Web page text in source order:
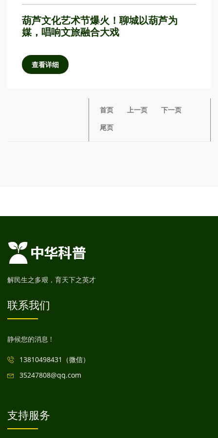
葫芦文化艺术节爆火！聊城以葫芦为
媒，唱响文旅融合大戏
查看详细
首页 上一页 下一页
尾页
解民生之多艰，育天下之英才
联系我们
静候您的消息 !
13810498431（微信）
35247808@qq.com
支持服务